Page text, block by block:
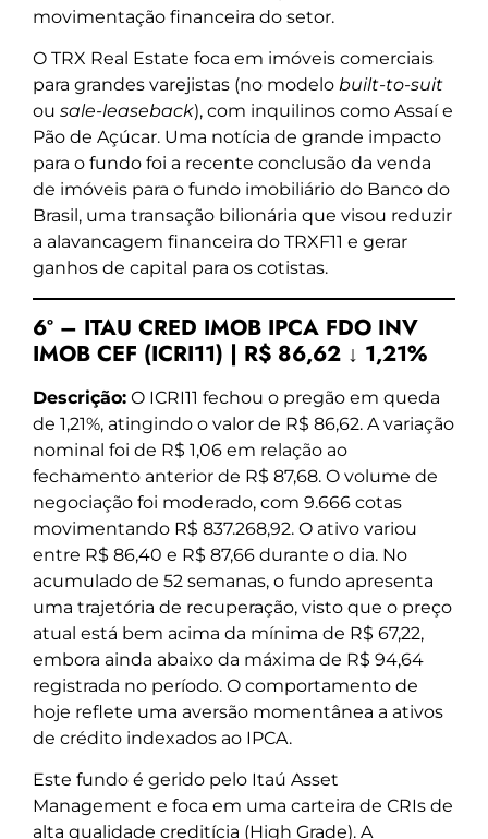
movimentação financeira do setor.
O TRX Real Estate foca em imóveis comerciais
para grandes varejistas (no modelo built-to-suit
ou sale-leaseback), com inquilinos como Assaí e
Pão de Açúcar. Uma notícia de grande impacto
para o fundo foi a recente conclusão da venda
de imóveis para o fundo imobiliário do Banco do
Brasil, uma transação bilionária que visou reduzir
a alavancagem financeira do TRXF11 e gerar
ganhos de capital para os cotistas.
6º – ITAU CRED IMOB IPCA FDO INV
IMOB CEF (ICRI11) | R$ 86,62 ↓ 1,21%
Descrição: O ICRI11 fechou o pregão em queda
de 1,21%, atingindo o valor de R$ 86,62. A variação
nominal foi de R$ 1,06 em relação ao
fechamento anterior de R$ 87,68. O volume de
negociação foi moderado, com 9.666 cotas
movimentando R$ 837.268,92. O ativo variou
entre R$ 86,40 e R$ 87,66 durante o dia. No
acumulado de 52 semanas, o fundo apresenta
uma trajetória de recuperação, visto que o preço
atual está bem acima da mínima de R$ 67,22,
embora ainda abaixo da máxima de R$ 94,64
registrada no período. O comportamento de
hoje reflete uma aversão momentânea a ativos
de crédito indexados ao IPCA.
Este fundo é gerido pelo Itaú Asset
Management e foca em uma carteira de CRIs de
alta qualidade creditícia (High Grade). A